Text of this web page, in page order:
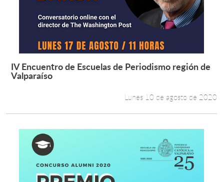
Leer más +
IV Encuentro de Escuelas de Periodismo región de
Valparaíso
Lunes 10 de agosto de 2020